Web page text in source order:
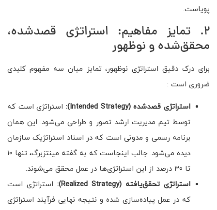
پویاست.
2. تمایز مفاهیم: استراتژی قصدشده،
محقق‌شده و نوظهور
برای درک دقیق استراتژی نوظهور، تمایز میان سه مفهوم کلیدی
ضروری است :
استراتژی قصدشده(Intended Strategy):
استراتژی است که
توسط تیم مدیریت ارشد تصور و طراحی می‌شود. این همان
برنامه رسمی و مدونی است که در اسناد استراتژیک سازمان
دیده می‌شود. جالب اینجاست که به گفته مینتزبرگ، تنها ۱۰
تا ۳۰ درصد از این استراتژی‌ها در عمل محقق می‌شوند.
استراتژی تحقق‌یافته (Realized Strategy):
استراتژی است
که در عمل پیاده‌سازی شده و نتیجه نهایی فرآیند استراتژی